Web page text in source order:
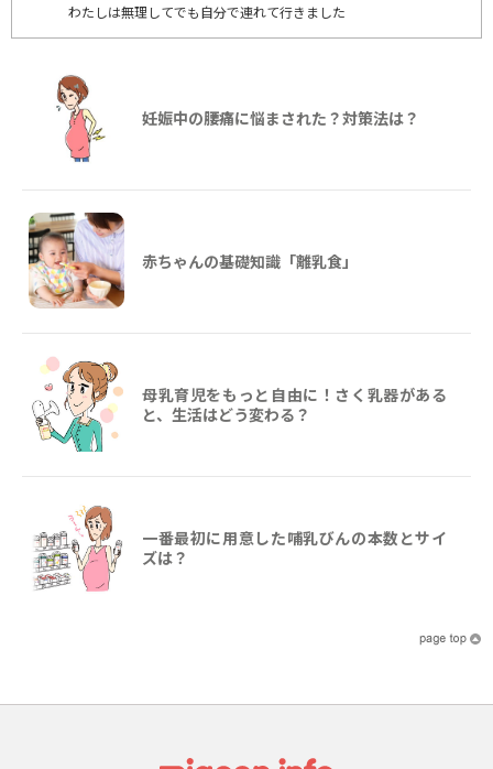
わたしは無理してでも自分で連れて行きました
妊娠中の腰痛に悩まされた？対策法は？
赤ちゃんの基礎知識「離乳食」
母乳育児をもっと自由に！さく乳器がある
と、生活はどう変わる？
一番最初に用意した哺乳びんの本数とサイ
ズは？